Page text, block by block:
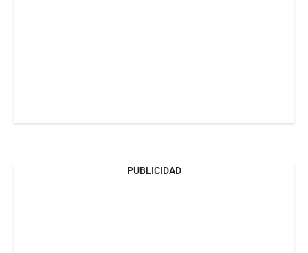
PUBLICIDAD